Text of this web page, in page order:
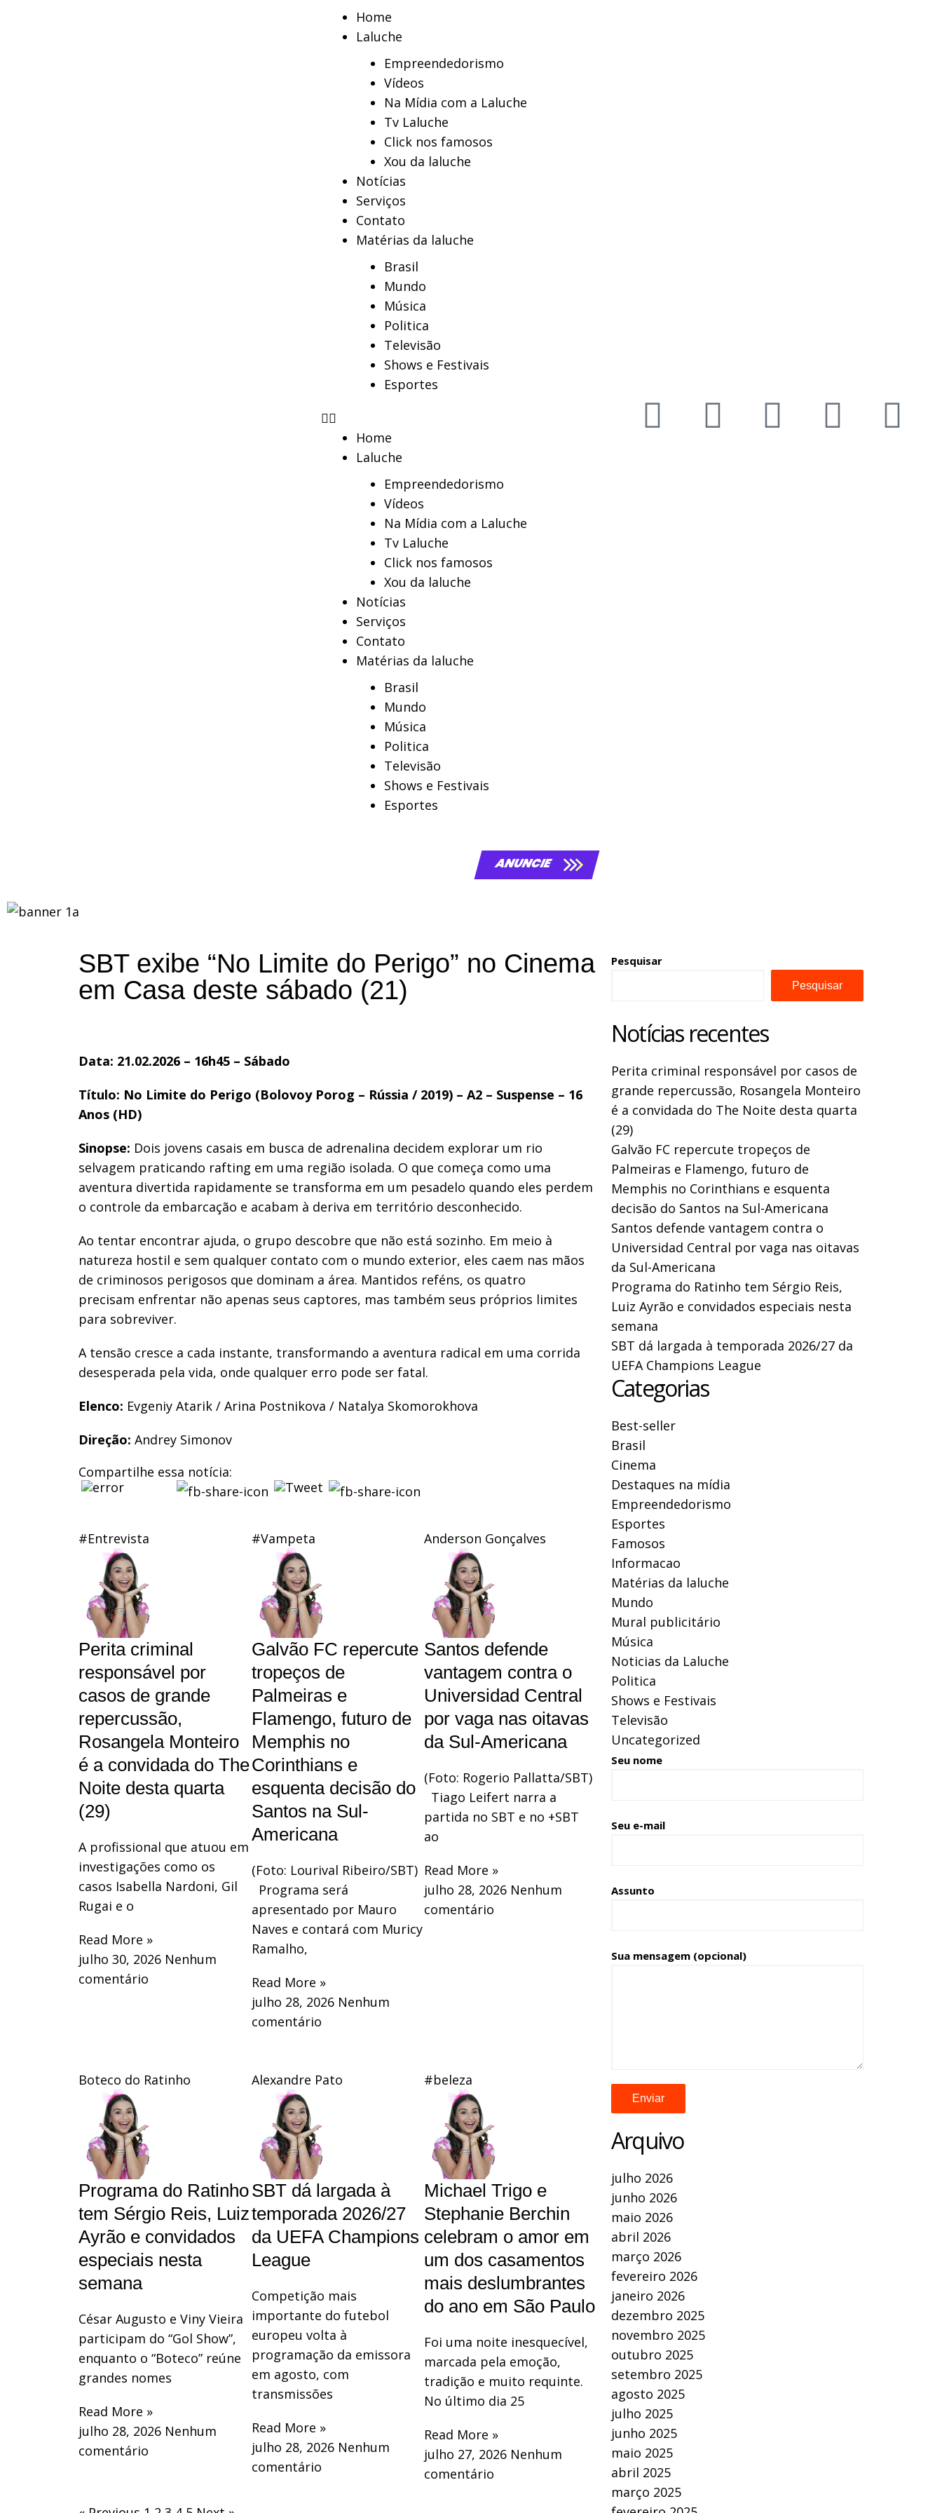
Home
Laluche
Empreendedorismo
Vídeos
Na Mídia com a Laluche
Tv Laluche
Click nos famosos
Xou da laluche
Notícias
Serviços
Contato
Matérias da laluche
Brasil
Mundo
Música
Politica
Televisão
Shows e Festivais
Esportes
Home
Laluche
Empreendedorismo
Vídeos
Na Mídia com a Laluche
Tv Laluche
Click nos famosos
Xou da laluche
Notícias
Serviços
Contato
Matérias da laluche
Brasil
Mundo
Música
Politica
Televisão
Shows e Festivais
Esportes
ANUNCIE
SBT exibe “No Limite do Perigo” no Cinema
em Casa deste sábado (21)
Data: 21.02.2026 – 16h45 – Sábado
Título: No Limite do Perigo (Bolovoy Porog – Rússia / 2019) – A2 – Suspense – 16
Anos (HD)
Sinopse: Dois jovens casais em busca de adrenalina decidem explorar um rio
selvagem praticando rafting em uma região isolada. O que começa como uma
aventura divertida rapidamente se transforma em um pesadelo quando eles perdem
o controle da embarcação e acabam à deriva em território desconhecido.
Ao tentar encontrar ajuda, o grupo descobre que não está sozinho. Em meio à
natureza hostil e sem qualquer contato com o mundo exterior, eles caem nas mãos
de criminosos perigosos que dominam a área. Mantidos reféns, os quatro
precisam enfrentar não apenas seus captores, mas também seus próprios limites
para sobreviver.
A tensão cresce a cada instante, transformando a aventura radical em uma corrida
desesperada pela vida, onde qualquer erro pode ser fatal.
Elenco: Evgeniy Atarik / Arina Postnikova / Natalya Skomorokhova
Direção: Andrey Simonov
Compartilhe essa notícia:
#Entrevista
Perita criminal
responsável por
casos de grande
repercussão,
Rosangela Monteiro
é a convidada do The
Noite desta quarta
(29)
A profissional que atuou em
investigações como os
casos Isabella Nardoni, Gil
Rugai e o
Read More »
julho 30, 2026 Nenhum
comentário
#Vampeta
Galvão FC repercute
tropeços de
Palmeiras e
Flamengo, futuro de
Memphis no
Corinthians e
esquenta decisão do
Santos na Sul-
Americana
(Foto: Lourival Ribeiro/SBT)
Programa será
apresentado por Mauro
Naves e contará com Muricy
Ramalho,
Read More »
julho 28, 2026 Nenhum
comentário
Anderson Gonçalves
Santos defende
vantagem contra o
Universidad Central
por vaga nas oitavas
da Sul-Americana
(Foto: Rogerio Pallatta/SBT)
Tiago Leifert narra a
partida no SBT e no +SBT
ao
Read More »
julho 28, 2026 Nenhum
comentário
Boteco do Ratinho
Programa do Ratinho
tem Sérgio Reis, Luiz
Ayrão e convidados
especiais nesta
semana
César Augusto e Viny Vieira
participam do “Gol Show”,
enquanto o “Boteco” reúne
grandes nomes
Read More »
julho 28, 2026 Nenhum
comentário
Alexandre Pato
SBT dá largada à
temporada 2026/27
da UEFA Champions
League
Competição mais
importante do futebol
europeu volta à
programação da emissora
em agosto, com
transmissões
Read More »
julho 28, 2026 Nenhum
comentário
#beleza
Michael Trigo e
Stephanie Berchin
celebram o amor em
um dos casamentos
mais deslumbrantes
do ano em São Paulo
Foi uma noite inesquecível,
marcada pela emoção,
tradição e muito requinte.
No último dia 25
Read More »
julho 27, 2026 Nenhum
comentário
Pesquisar
Pesquisar
Notícias recentes
Perita criminal responsável por casos de
grande repercussão, Rosangela Monteiro
é a convidada do The Noite desta quarta
(29)
Galvão FC repercute tropeços de
Palmeiras e Flamengo, futuro de
Memphis no Corinthians e esquenta
decisão do Santos na Sul-Americana
Santos defende vantagem contra o
Universidad Central por vaga nas oitavas
da Sul-Americana
Programa do Ratinho tem Sérgio Reis,
Luiz Ayrão e convidados especiais nesta
semana
SBT dá largada à temporada 2026/27 da
UEFA Champions League
Categorias
Best-seller
Brasil
Cinema
Destaques na mídia
Empreendedorismo
Esportes
Famosos
Informacao
Matérias da laluche
Mundo
Mural publicitário
Música
Noticias da Laluche
Politica
Shows e Festivais
Televisão
Uncategorized
Seu nome
Seu e-mail
Assunto
Sua mensagem (opcional)
Arquivo
julho 2026
junho 2026
maio 2026
abril 2026
março 2026
fevereiro 2026
janeiro 2026
dezembro 2025
novembro 2025
outubro 2025
setembro 2025
agosto 2025
julho 2025
junho 2025
maio 2025
abril 2025
março 2025